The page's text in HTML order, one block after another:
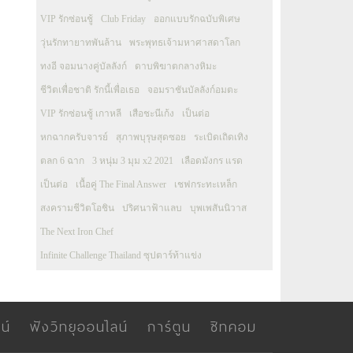
VIP รักซ่อนชู้ Club Friday ออกแบบรักฉบับพิเศษ
วุ่นรักทายาทพันล้าน พระพุทธเจ้ามหาศาสดาโลก
ทงอี จอมนางคู่บัลลังก์ ดาบพิฆาตกลางหิมะ
ชีวิตเพื่อชาติ รักนี้เพื่อเธอ จอมราชันบัลลังก์อมตะ
VIP รักซ่อนชู้ เกาหลี เสือชะนีเก้ง เป็นต่อ
หกฉากครับจารย์ สุภาพบุรุษสุดซอย ระเบิดเถิดเทิง
ตลก 6 ฉาก 3 หนุ่ม 3 มุม x2 2021 เลือดมังกร แรด
เป็นต่อ เนื้อคู่ The Final Answer เชฟกระทะเหล็ก
สงครามชีวิตโอชิน ปริศนาฟ้าแลบ บุพเพสันนิวาส
The Next Iron Chef
Infinite Challenge Thailand ซุปตาร์ท้าแข่ง
ฟังวิทยุออนไลน์ การ์ตูน ซิทคอม